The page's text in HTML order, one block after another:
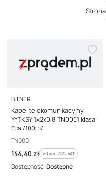
Strona
PRODUCENT
BITNER
Kabel telekomunikacyjny
YnTKSY 1x2x0,8 TN0001 klasa
Eca /100m/
Kod producenta
TN0001
Cena brutto
144,40 zł w tym %s VAT
w tym 23% VAT
Dostępność:Dostępne